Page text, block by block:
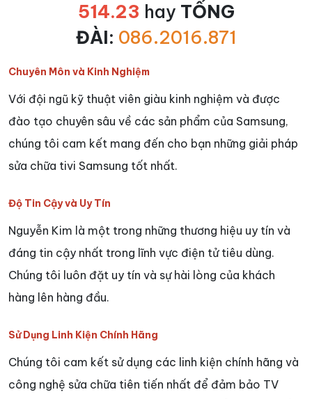
514.23 hay TỔNG
ĐÀI: 086.2016.871
Chuyên Môn và Kinh Nghiệm
Với đội ngũ kỹ thuật viên giàu kinh nghiệm và được
đào tạo chuyên sâu về các sản phẩm của Samsung,
chúng tôi cam kết mang đến cho bạn những giải pháp
sửa chữa tivi Samsung tốt nhất.
Độ Tin Cậy và Uy Tín
Nguyễn Kim là một trong những thương hiệu uy tín và
đáng tin cậy nhất trong lĩnh vực điện tử tiêu dùng.
Chúng tôi luôn đặt uy tín và sự hài lòng của khách
hàng lên hàng đầu.
Sử Dụng Linh Kiện Chính Hãng
Chúng tôi cam kết sử dụng các linh kiện chính hãng và
công nghệ sửa chữa tiên tiến nhất để đảm bảo TV